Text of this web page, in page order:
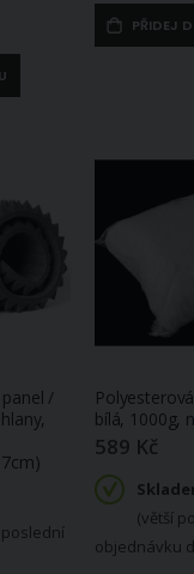
PŘIDEJ
/
bílá, 1000g,
589 Kč
(větší
objednávku